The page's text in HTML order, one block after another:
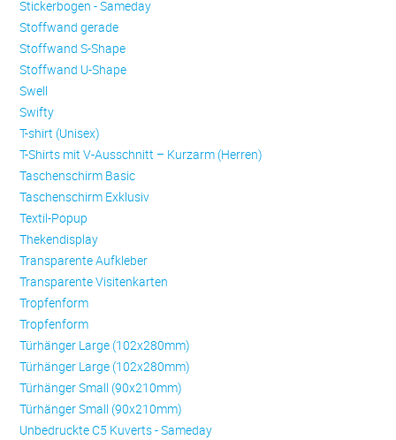
Stickerbogen - Sameday
Stoffwand gerade
Stoffwand S-Shape
Stoffwand U-Shape
Swell
Swifty
T-shirt (Unisex)
T-Shirts mit V-Ausschnitt – Kurzarm (Herren)
Taschenschirm Basic
Taschenschirm Exklusiv
Textil-Popup
Thekendisplay
Transparente Aufkleber
Transparente Visitenkarten
Trop­fen­form
Trop­fen­form
Türhänger Large (102x280mm)
Türhänger Large (102x280mm)
Türhänger Small (90x210mm)
Türhänger Small (90x210mm)
Unbedruckte C5 Kuverts - Sameday